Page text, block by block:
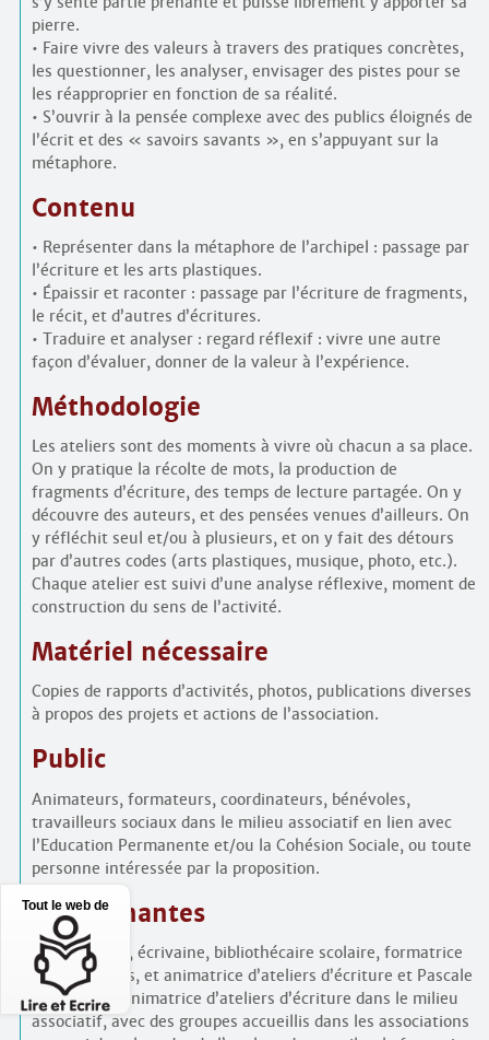
pierre.
• Faire vivre des valeurs à travers des pratiques concrètes,
les questionner, les analyser, envisager des pistes pour se
les réapproprier en fonction de sa réalité.
• S’ouvrir à la pensée complexe avec des publics éloignés de
l’écrit et des « savoirs savants », en s’appuyant sur la
métaphore.
Contenu
• Représenter dans la métaphore de l’archipel : passage par
l’écriture et les arts plastiques.
• Épaissir et raconter : passage par l’écriture de fragments,
le récit, et d’autres d’écritures.
• Traduire et analyser : regard réflexif : vivre une autre
façon d’évaluer, donner de la valeur à l’expérience.
Méthodologie
Les ateliers sont des moments à vivre où chacun a sa place.
On y pratique la récolte de mots, la production de
fragments d’écriture, des temps de lecture partagée. On y
découvre des auteurs, et des pensées venues d’ailleurs. On
y réfléchit seul et/ou à plusieurs, et on y fait des détours
par d’autres codes (arts plastiques, musique, photo, etc.).
Chaque atelier est suivi d’une analyse réflexive, moment de
construction du sens de l’activité.
Matériel nécessaire
Copies de rapports d’activités, photos, publications diverses
à propos des projets et actions de l’association.
Public
Animateurs, formateurs, coordinateurs, bénévoles,
travailleurs sociaux dans le milieu associatif en lien avec
l’Education Permanente et/ou la Cohésion Sociale, ou toute
personne intéressée par la proposition.
Intervenantes
Anne Ferrard, écrivaine, bibliothécaire scolaire, formatrice
d’enseignants, et animatrice d’ateliers d’écriture et Pascale
Lassablière, animatrice d’ateliers d’écriture dans le milieu
associatif, avec des groupes accueillis dans les associations
Tout le web de